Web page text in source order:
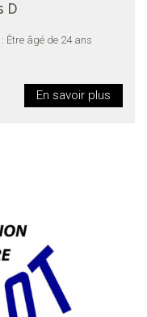
D
Être âgé de 24 ans
En savoir plus